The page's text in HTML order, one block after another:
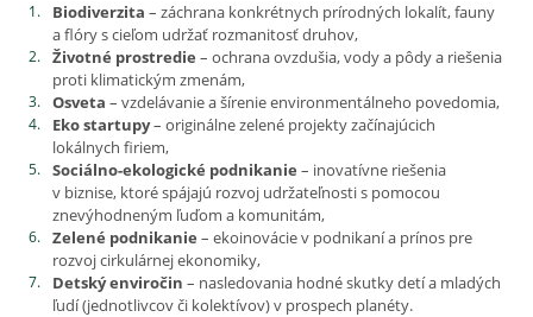
Biodiverzita – záchrana konkrétnych prírodných lokalít, fauny
a flóry s cieľom udržať rozmanitosť druhov,
Životné prostredie – ochrana ovzdušia, vody a pôdy a riešenia
proti klimatickým zmenám,
Osveta – vzdelávanie a šírenie environmentálneho povedomia,
Eko startupy– originálne zelené projekty začínajúcich
lokálnych firiem,
Sociálno-ekologické podnikanie – inovatívne riešenia
v biznise, ktoré spájajú rozvoj udržateľnosti s pomocou
znevýhodneným ľuďom a komunitám,
Zelené podnikanie – ekoinovácie v podnikaní a prínos pre
rozvoj cirkulárnej ekonomiky,
Detský enviročin – nasledovania hodné skutky detí a mladých
ľudí (jednotlivcov či kolektívov) v prospech planéty.